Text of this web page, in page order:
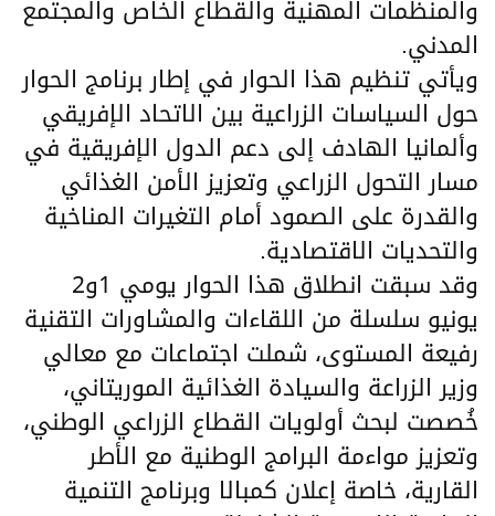
والمنظمات المهنية والقطاع الخاص والمجتمع
المدني.
ويأتي تنظيم هذا الحوار في إطار برنامج الحوار
حول السياسات الزراعية بين الاتحاد الإفريقي
وألمانيا الهادف إلى دعم الدول الإفريقية في
مسار التحول الزراعي وتعزيز الأمن الغذائي
والقدرة على الصمود أمام التغيرات المناخية
والتحديات الاقتصادية.
وقد سبقت انطلاق هذا الحوار يومي 1و2
يونيو سلسلة من اللقاءات والمشاورات التقنية
رفيعة المستوى، شملت اجتماعات مع معالي
وزير الزراعة والسيادة الغذائية الموريتاني،
خُصصت لبحث أولويات القطاع الزراعي الوطني،
وتعزيز مواءمة البرامج الوطنية مع الأطر
القارية، خاصة إعلان كمبالا وبرنامج التنمية